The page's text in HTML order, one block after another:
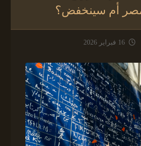
أم سينخفض؟
16 فبراير 2026